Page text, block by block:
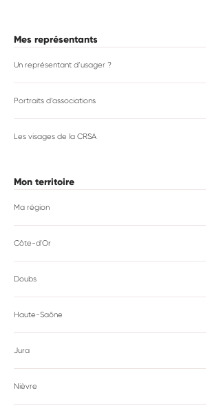
Mes représentants
Un représentant d’usager ?
Portraits d’associations
Les visages de la CRSA
Mon territoire
Ma région
Côte-d'Or
Doubs
Haute-Saône
Jura
Nièvre